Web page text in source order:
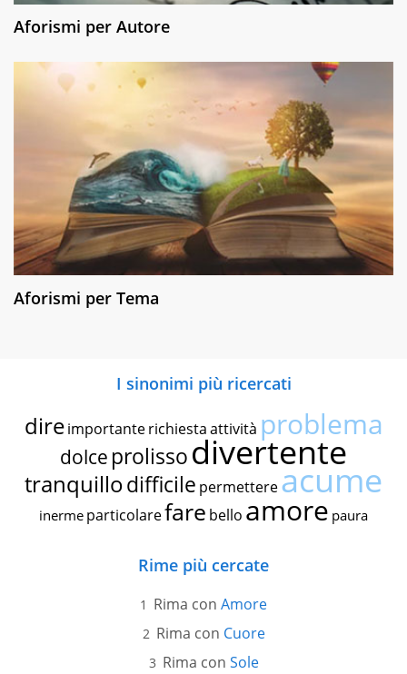
Aforismi per Autore
Aforismi per Tema
I sinonimi più ricercati
dire importante richiestaattività problema
dolce prolissodivertente
tranquillodifficile permettereacume
inerme particolarefare bello amore paura
Rime più cercate
Rima con Amore
Rima con Cuore
Rima con Sole